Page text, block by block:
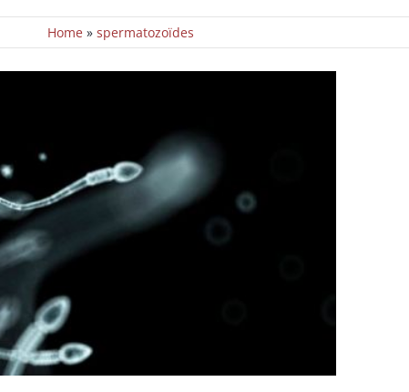
Home »spermatozoïdes